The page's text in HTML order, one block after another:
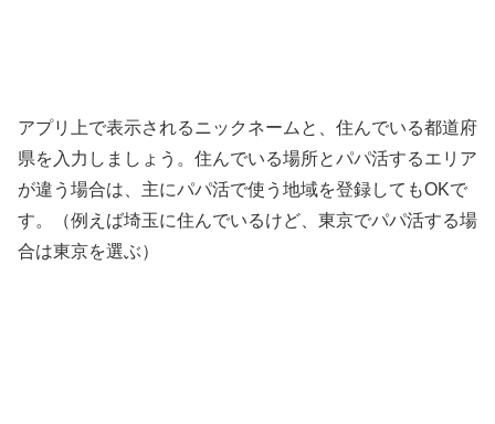
アプリ上で表示されるニックネームと、住んでいる都道府
県を入力しましょう。住んでいる場所とパパ活するエリア
が違う場合は、主にパパ活で使う地域を登録してもOKで
す。（例えば埼玉に住んでいるけど、東京でパパ活する場
合は東京を選ぶ）